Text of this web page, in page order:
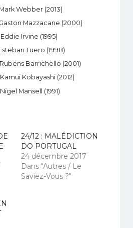
Webber (2013)
Mazzacane (2000)
Eddie Irvine (1995)
Tuero (1998)
Barrichello (2001)
Kobayashi (2012)
Mansell (1991)
24/12 : MALÉDICTION
DO PORTUGAL
24 décembre 2017
Dans "Autres / Le
Saviez-Vous ?"